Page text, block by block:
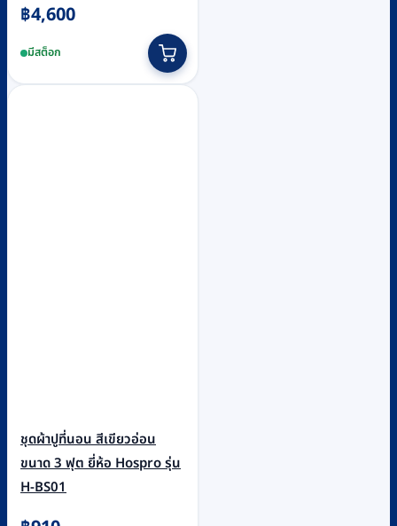
฿4,600
มีสต็อก
ชุดผ้าปูที่นอน สีเขียวอ่อน
ขนาด 3 ฟุต ยี่ห้อ Hospro รุ่น
H-BS01